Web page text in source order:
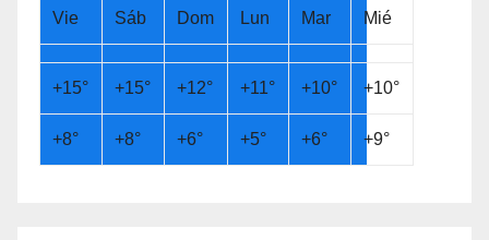
Vie Sáb Dom Lun Mar Mié
+15° +15° +12° +11° +10° +10°
+8° +8° +6° +5° +6° +9°